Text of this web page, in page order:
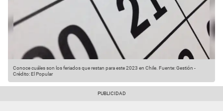
Conoce cuáles son los feriados que restan para este 2023 en Chile. Fuente: Gestión -
Crédito: El Popular